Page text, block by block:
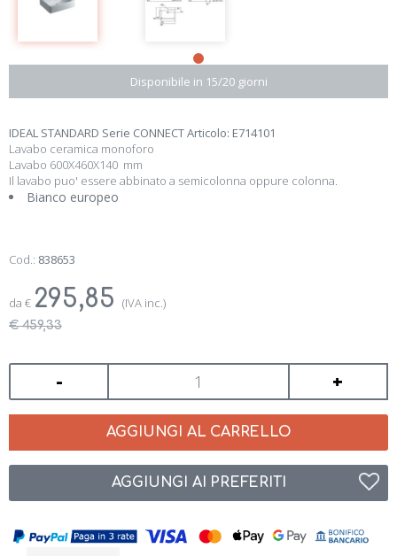
Disponibile in 15/20 giorni
IDEAL STANDARD Serie CONNECT Articolo: E714101
Lavabo ceramica monoforo
Lavabo 600X460X140 mm
Il lavabo puo' essere abbinato a semicolonna oppure colonna.
Bianco europeo
Cod.: 838653
da € 295,85 (IVA inc.)
€ 459,33
- +
AGGIUNGI AL CARRELLO
AGGIUNGI AI PREFERITI